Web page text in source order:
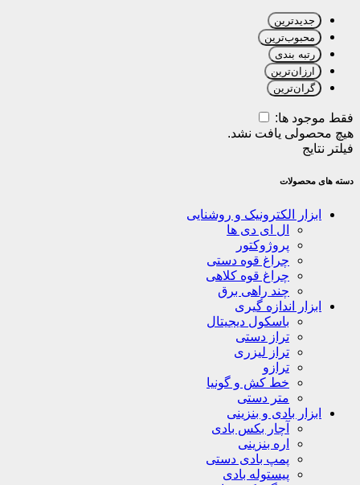
جدیدترین
محبوب‌ترین
رتبه بندی
ارزان‌ترین
گران‌ترین
فقط موجود ها:
هیچ محصولی یافت نشد.
فیلتر نتایج
دسته های محصولات
ابزار الکترونیک و روشنایی
ال ای دی ها
پروژوکتور
چراغ قوه دستی
چراغ قوه کلاهی
چند راهی برق
ابزار اندازه گیری
باسکول دیجیتال
تراز دستی
تراز لیزری
ترازو
خط کش و گونیا
متر دستی
ابزار بادی و بنزینی
آچار بکس بادی
اره بنزینی
پمپ بادی دستی
پیستوله بادی